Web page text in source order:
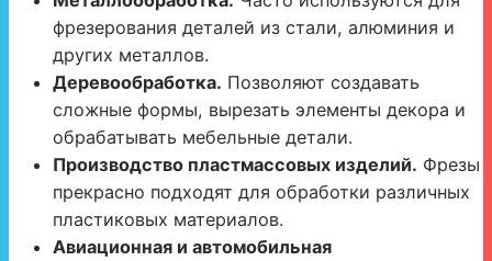
фрезерования деталей из стали, алюминия и
других металлов.
Деревообработка. Позволяют создавать
сложные формы, вырезать элементы декора и
обрабатывать мебельные детали.
Производство пластмассовых изделий. Фрезы
прекрасно подходят для обработки различных
пластиковых материалов.
Авиационная и автомобильная